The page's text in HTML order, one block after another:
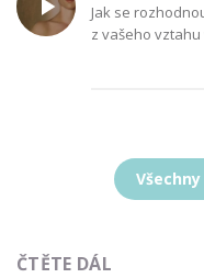
Jak se
z vašeho
ČTĚTE DÁL